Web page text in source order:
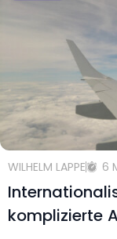
WILHELM LAPPE 6
komplizierte